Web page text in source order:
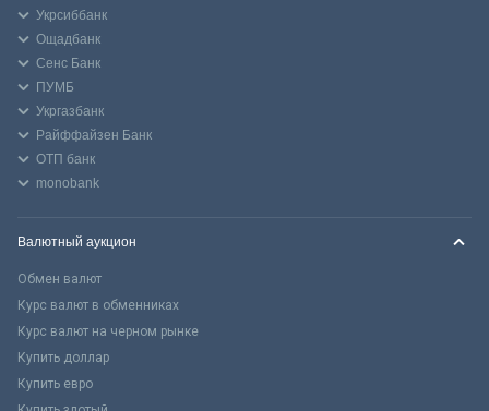
Укрсиббанк
Ощадбанк
Сенс Банк
ПУМБ
Укргазбанк
Райффайзен Банк
ОТП банк
monobank
Валютный аукцион
Обмен валют
Курс валют в обменниках
Курс валют на черном рынке
Купить доллар
Купить евро